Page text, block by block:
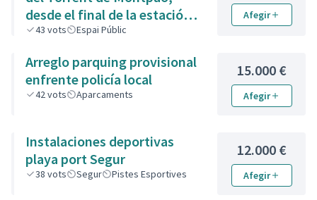
desde el final de la estación
de la Renfe hasta la zona de
43 vots Espai Públic
Afegir
Arreglo parquing provisional
enfrente policía local
42vots Aparcaments
15.000 €
Afegir
Instalaciones deportivas
playa port Segur
38 vots Segur Pistes Esportives
12.000 €
Afegir